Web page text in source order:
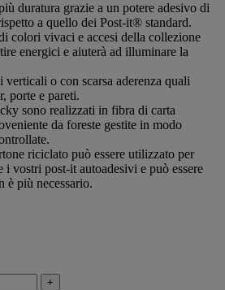
duratura grazie a un potere adesivo di
a quello dei Post-it® standard.
colori vivaci e accesi della collezione
energici e aiuterà ad illuminare la
verticali o con scarsa aderenza quali
porte e pareti.
sono realizzati in fibra di carta
da foreste gestite in modo
riciclato può essere utilizzato per
i vostri post-it autoadesivi e può essere
è più necessario.
+